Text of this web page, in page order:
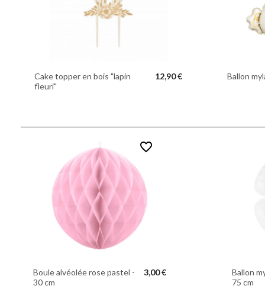
Cake topper en bois "lapin
fleuri"
12,90 € Ballon
favorite_border
Boule alvéolée rose pastel -
30 cm
3,00 €
Ballon
75 cm